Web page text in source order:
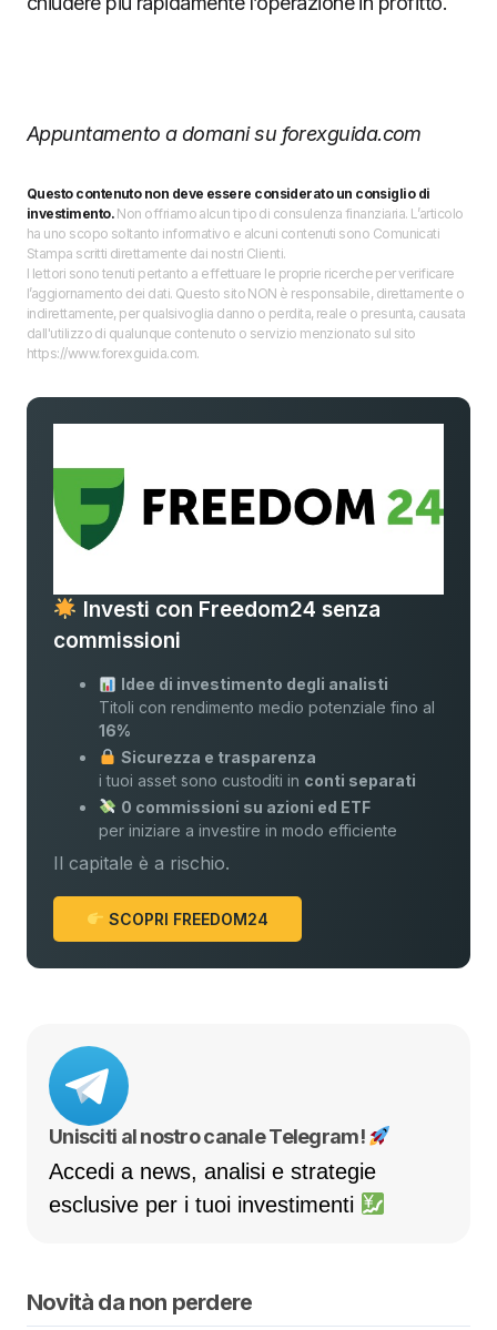
Appuntamento a domani su forexguida.com
Questo contenuto non deve essere considerato un consiglio di
investimento.Non offriamo alcun tipo di consulenza finanziaria. L’articolo
ha uno scopo soltanto informativo e alcuni contenuti sono Comunicati
Stampa scritti direttamente dai nostri Clienti.
I lettori sono tenuti pertanto a effettuare le proprie ricerche per verificare
l’aggiornamento dei dati. Questo sito NON è responsabile, direttamente o
indirettamente, per qualsivoglia danno o perdita, reale o presunta, causata
dall'utilizzo di qualunque contenuto o servizio menzionato sul sito
https://www.forexguida.com.
Investi con Freedom24 senza
commissioni
Idee di investimento degli analisti
Titoli con rendimento medio potenziale fino al
16%
Sicurezza e trasparenza
i tuoi asset sono custoditi in conti separati
0 commissioni su azioni ed ETF
per iniziare a investire in modo efficiente
Il capitale è a rischio.
SCOPRI FREEDOM24
Unisciti al nostro canale Telegram!
Accedi a news, analisi e strategie
esclusive per i tuoi investimenti
Novità da non perdere